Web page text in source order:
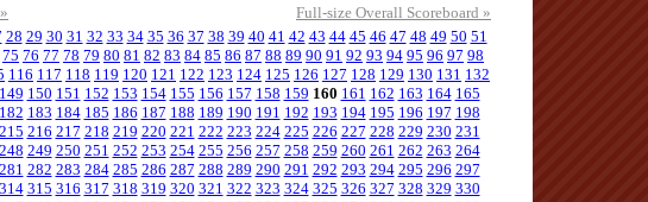
Full-size Overall Scoreboard »
28 29 30 31 32 33 34 35 36 37 38 39 40 41 42 43 44 45 46 47 48 49 50 51
75 76 77 78 79 80 81 82 83 84 85 86 87 88 89 90 91 92 93 94 95 96 97 98
116 117 118 119 120 121 122 123 124 125 126 127 128 129 130 131 132
149 150 151 152 153 154 155 156 157 158 159 160 161 162 163 164 165
182 183 184 185 186 187 188 189 190 191 192 193 194 195 196 197 198
215 216 217 218 219 220 221 222 223 224 225 226 227 228 229 230 231
248 249 250 251 252 253 254 255 256 257 258 259 260 261 262 263 264
281 282 283 284 285 286 287 288 289 290 291 292 293 294 295 296 297
314 315 316 317 318 319 320 321 322 323 324 325 326 327 328 329 330